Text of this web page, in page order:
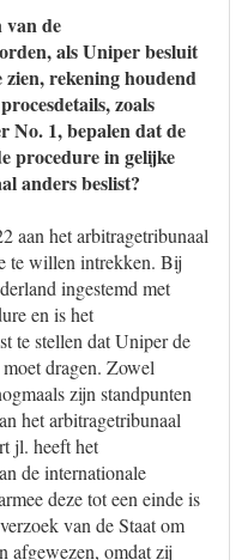
van de
als Uniper besluit
rekening houdend
zoals
No. 1, bepalen dat de
procedure in gelijke
anders beslist?
aan het arbitragetribunaal
te willen intrekken. Bij
ingestemd met
en is het
te stellen dat Uniper de
dragen. Zowel
zijn standpunten
het arbitragetribunaal
jl. heeft het
de internationale
deze tot een einde is
van de Staat om
afgewezen, omdat zij